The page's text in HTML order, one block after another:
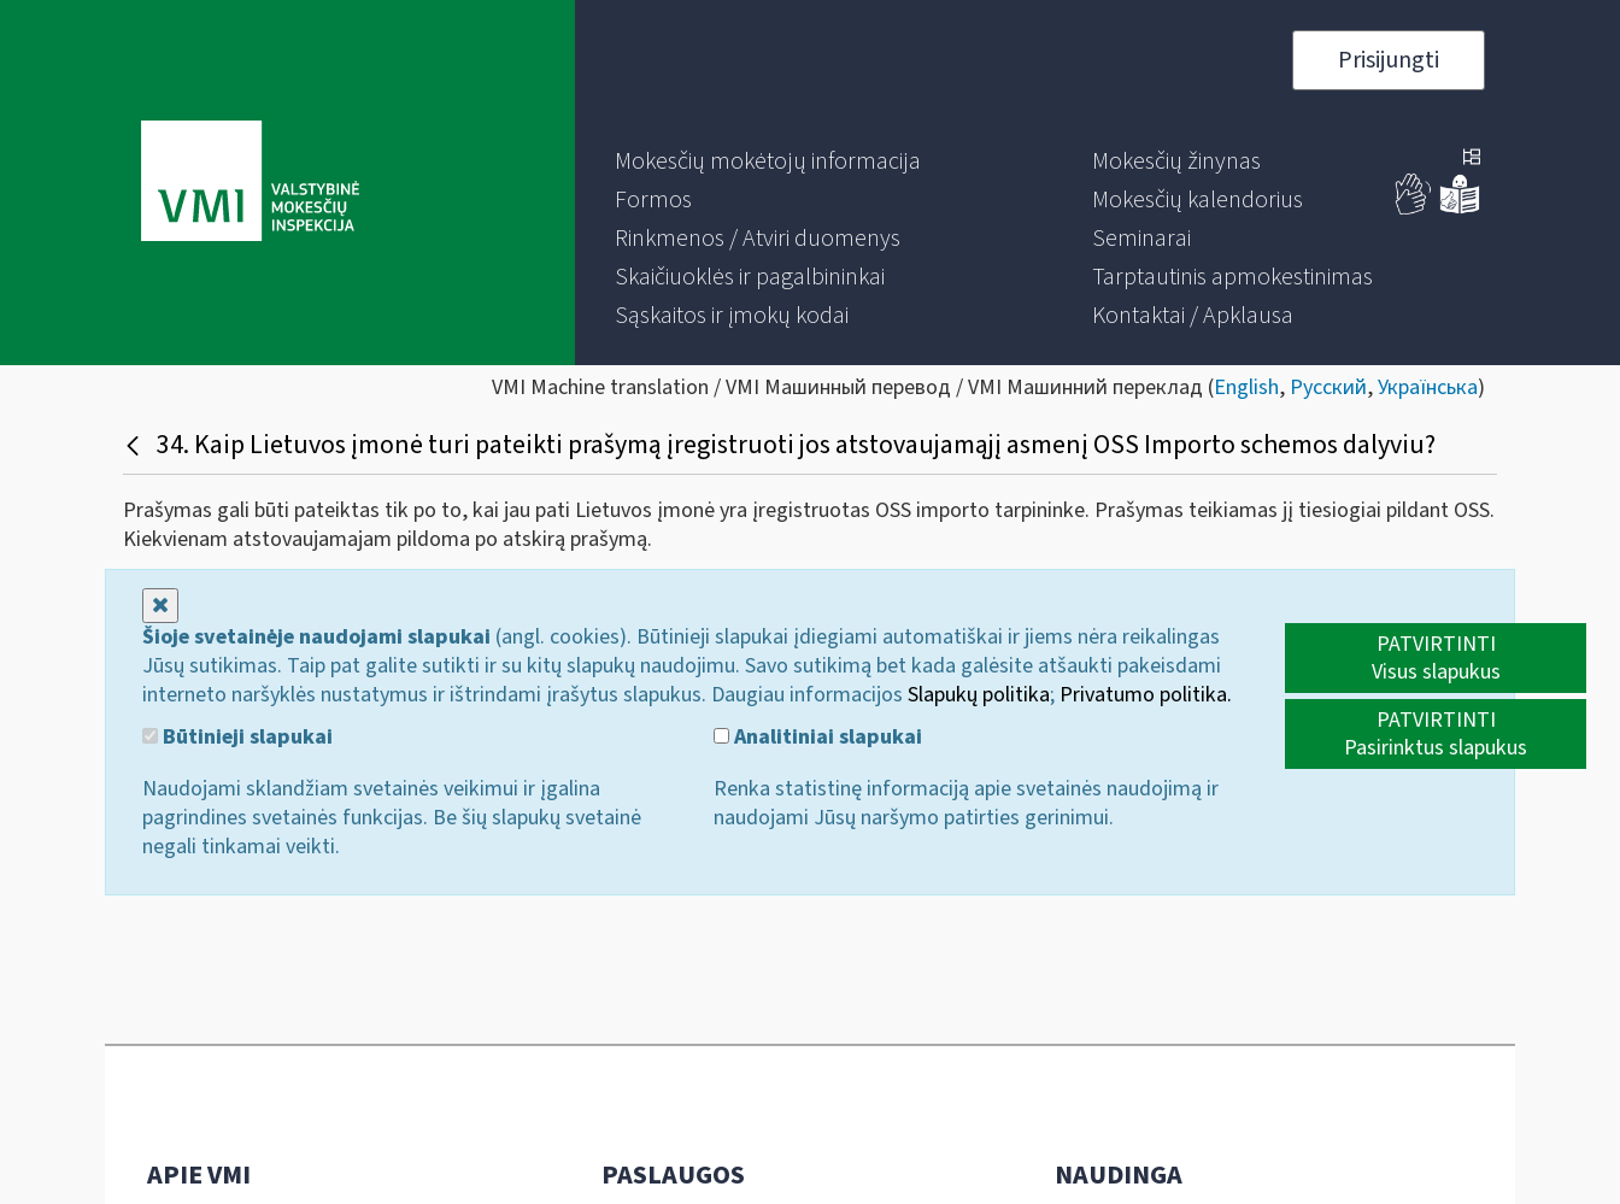
Prisijungti
Mokesčių mokėtojų informacija
Formos
Rinkmenos / Atviri duomenys
Skaičiuoklės ir pagalbininkai
Sąskaitos ir įmokų kodai
Mokesčių žinynas
Mokesčių kalendorius
Seminarai
Tarptautinis apmokestinimas
Kontaktai / Apklausa
VMI Machine translation / VMI Машинный перевод / VMI Машинний переклад (English, Русский,Українська)
34. Kaip Lietuvos įmonė turi pateikti prašymą įregistruoti jos atstovaujamąjį asmenį OSS Importo schemos dalyviu?
Prašymas gali būti pateiktas tik po to, kai jau pati Lietuvos įmonė yra įregistruotas OSS importo tarpininke. Prašymas teikiamas jį tiesiogiai pildant OSS.
Kiekvienam atstovaujamajam pildoma po atskirą prašymą.
Šioje svetainėje naudojami slapukai (angl. cookies). Būtinieji slapukai įdiegiami automatiškai ir jiems nėra reikalingas
Jūsų sutikimas. Taip pat galite sutikti ir su kitų slapukų naudojimu. Savo sutikimą bet kada galėsite atšaukti pakeisdami
interneto naršyklės nustatymus ir ištrindami įrašytus slapukus. Daugiau informacijos Slapukų politika; Privatumo politika.
Būtinieji slapukai
Naudojami sklandžiam svetainės veikimui ir įgalina
pagrindines svetainės funkcijas. Be šių slapukų svetainė
negali tinkamai veikti.
Analitiniai slapukai
Renka statistinę informaciją apie svetainės naudojimą ir
naudojami Jūsų naršymo patirties gerinimui.
PATVIRTINTI
Visus slapukus
PATVIRTINTI
Pasirinktus slapukus
APIE VMI PASLAUGOS NAUDINGA